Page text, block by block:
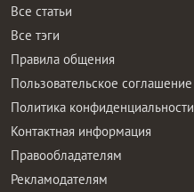
Все статьи
Все тэги
Правила общения
Пользовательское соглашение
Политика конфиденциальности
Контактная информация
Правообладателям
Рекламодателям